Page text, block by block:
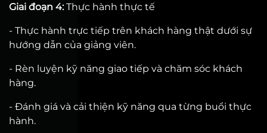
Giai đoạn 4:Thực hành thực tế
- Thực hành trực tiếp trên khách hàng thật dưới sự
hướng dẫn của giảng viên.
- Rèn luyện kỹ năng giao tiếp và chăm sóc khách
hàng.
- Đánh giá và cải thiện kỹ năng qua từng buổi thực
hành.